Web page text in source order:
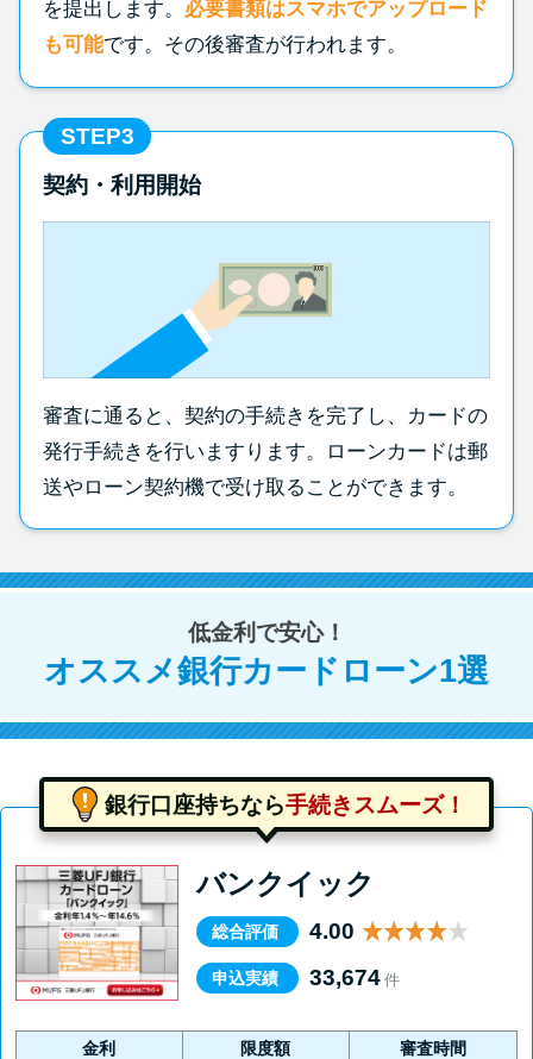
を提出します。 必要書類はスマホでアップロード
も可能です。その後審査が行われます。
STEP3
契約・利用開始
審査に通ると、契約の手続きを完了し、カードの
発行手続きを行いますります。ローンカードは郵
送やローン契約機で受け取ることができます。
低金利で安心！
オススメ銀行カードローン1選
銀行口座持ちなら手続きスムーズ！
バンクイック
総合評価 4.00
申込実績 33,674 件
金利 限度額 審査時間